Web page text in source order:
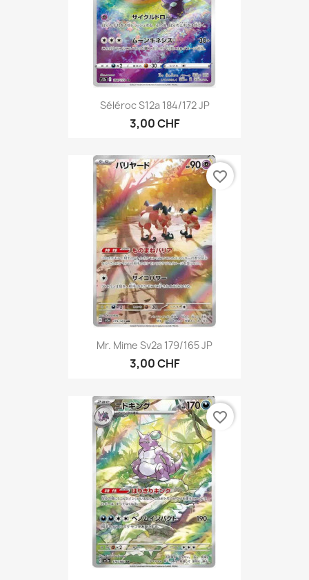
Séléroc S12a 184/172 JP
3,00 CHF
Mr. Mime Sv2a 179/165 JP
3,00 CHF
favorite_border
favorite_border